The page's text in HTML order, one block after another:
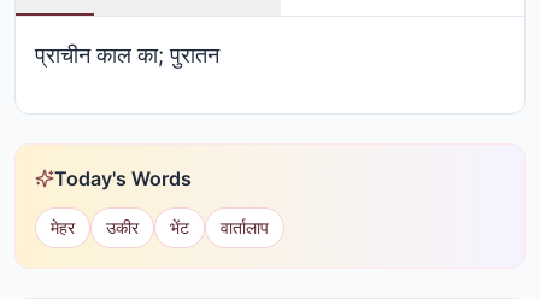
प्राचीन काल का; पुरातन
Today's Words
मेहर उकीर भेंट वार्तालाप